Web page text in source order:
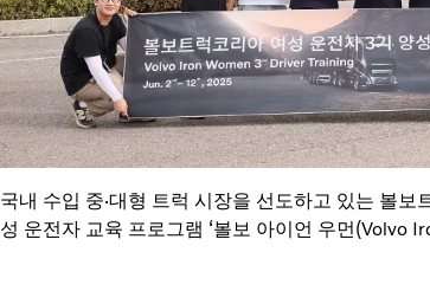
국내 수입 중·대형 트럭 시장을 선도하고 있는 볼
성 운전자 교육 프로그램 ‘볼보 아이언 우먼(Volvo